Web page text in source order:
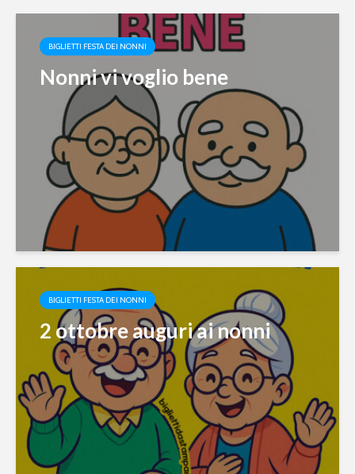
BIGLIETTI FESTA DEI NONNI
Nonni vi voglio bene
BIGLIETTI FESTA DEI NONNI
2 ottobre auguri ai nonni